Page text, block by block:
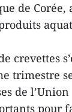
de
crevettes
trimestre
de l’Union
pour